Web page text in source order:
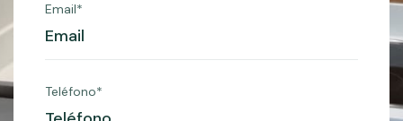
Email*
Teléfono*